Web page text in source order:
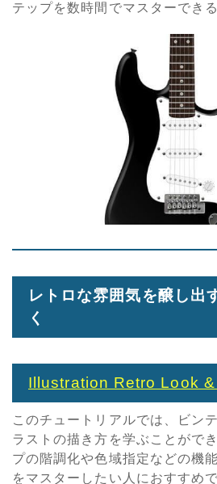
テップを数時間でマスターでき
レトロな雰囲気を醸し出
く
Illustration Retro Look &
このチュートリアルでは、ビン
ラストの描き方を学ぶことがで
プの階調化や色域指定などの機
をマスターしたい人におすすめで